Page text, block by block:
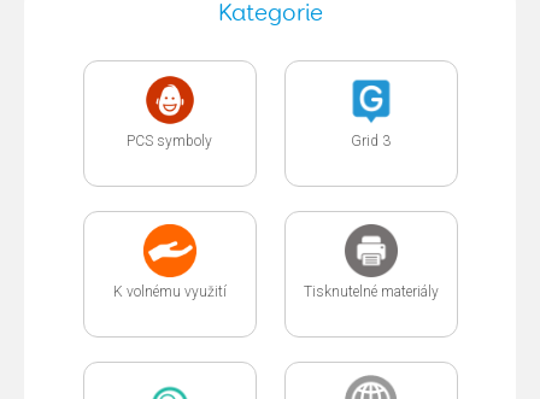
Kategorie
PCS symboly Grid 3
K volnému využití Tisknutelné materiály